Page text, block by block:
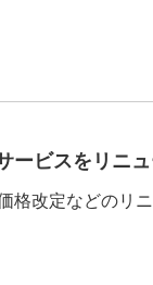
ービスをリニ
格改定などのリ